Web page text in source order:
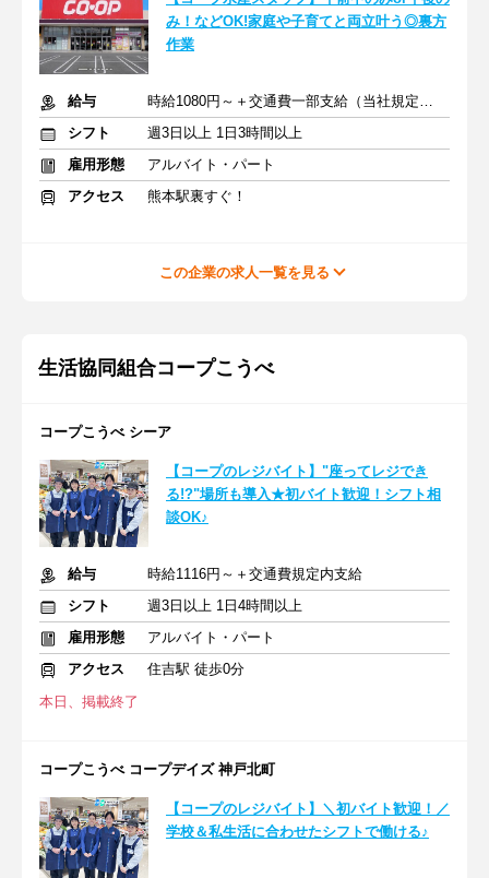
み！などOK!家庭や子育てと両立叶う◎裏方
作業
給与
時給1080円～＋交通費一部支給（当社規定あり）＋日祝時給1180円
シフト
週3日以上 1日3時間以上
雇用形態
アルバイト・パート
アクセス
熊本駅裏すぐ！
この企業の求人一覧を見る
生活協同組合コープこうべ
コープこうべ シーア
【コープのレジバイト】"座ってレジでき
る!?"場所も導入★初バイト歓迎！シフト相
談OK♪
給与
時給1116円～＋交通費規定内支給
シフト
週3日以上 1日4時間以上
雇用形態
アルバイト・パート
アクセス
住吉駅 徒歩0分
本日、掲載終了
コープこうべ コープデイズ 神戸北町
【コープのレジバイト】＼初バイト歓迎！／
学校＆私生活に合わせたシフトで働ける♪